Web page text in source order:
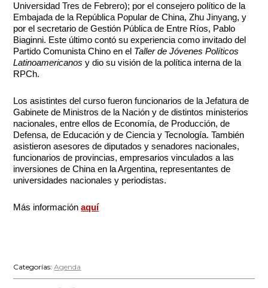
Universidad Tres de Febrero); por el consejero político de la
Embajada de la República Popular de China, Zhu Jinyang, y
por el secretario de Gestión Pública de Entre Ríos, Pablo
Biaginni. Este último contó su experiencia como invitado del
Partido Comunista Chino en el Taller de Jóvenes Políticos
Latinoamericanos y dio su visión de la política interna de la
RPCh.
Los asistintes del curso fueron funcionarios de la Jefatura de
Gabinete de Ministros de la Nación y de distintos ministerios
nacionales, entre ellos de Economía, de Producción, de
Defensa, de Educación y de Ciencia y Tecnología. También
asistieron asesores de diputados y senadores nacionales,
funcionarios de provincias, empresarios vinculados a las
inversiones de China en la Argentina, representantes de
universidades nacionales y periodistas.
Más informaciónaquí
Categorías:Agenda